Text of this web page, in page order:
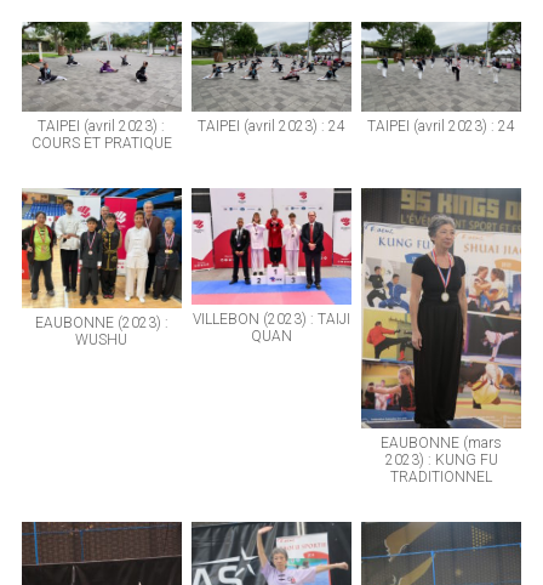
TAIPEI (avril 2023) :
COURS ET PRATIQUE
TAIPEI (avril 2023) : 24 TAIPEI (avril 2023) : 24
EAUBONNE (2023) :
WUSHU
VILLEBON (2023) : TAIJI
QUAN
EAUBONNE (mars
2023) : KUNG FU
TRADITIONNEL